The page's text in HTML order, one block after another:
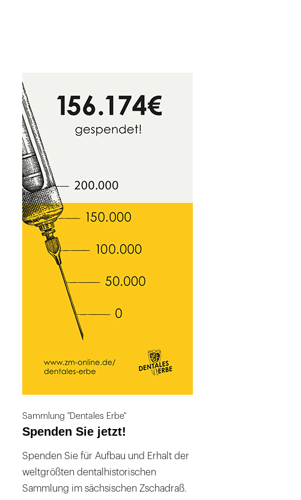
Sammlung "Dentales Erbe"
Spenden Sie jetzt!
Spenden Sie für Aufbau und Erhalt der
weltgrößten dentalhistorischen
Sammlung im sächsischen Zschadraß.